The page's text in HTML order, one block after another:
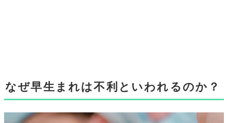
なぜ早生まれは不利といわれるのか？